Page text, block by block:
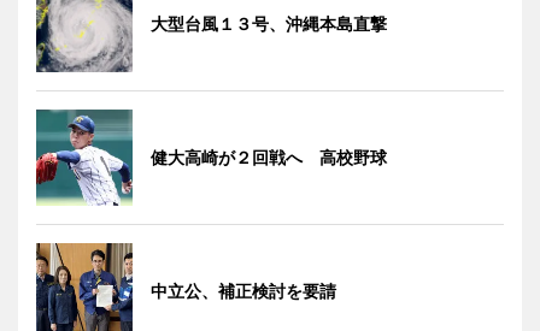
大型台風１３号、沖縄本島直撃
健大高崎が２回戦へ 高校野球
中立公、補正検討を要請